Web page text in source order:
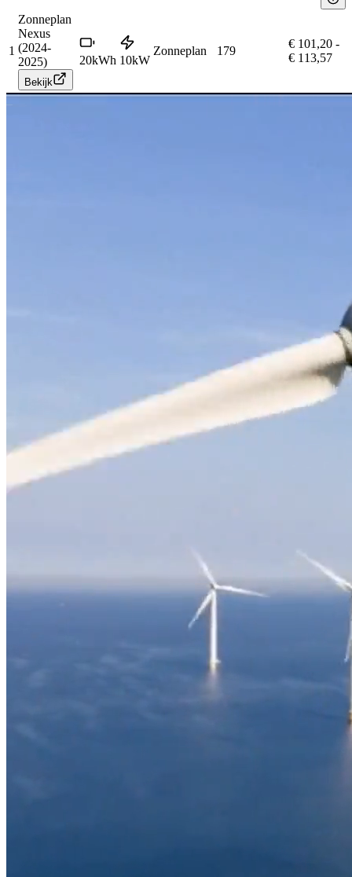
1
Zonneplan
Nexus
(2024-
2025)
Bekijk
20kWh 10kW
Zonneplan 179
€ 101,20 -
€ 113,57